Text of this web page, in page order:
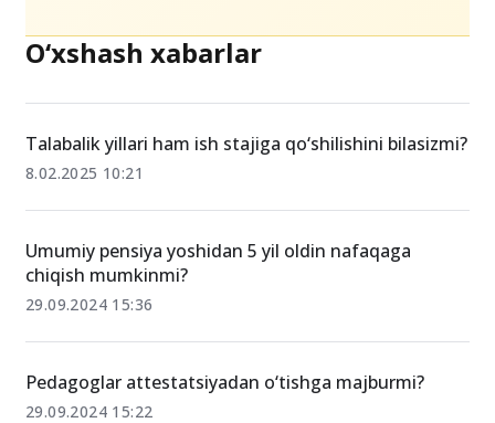
Talabalik yillari ham ish stajiga qo‘shilishini bilasizmi?
8.02.2025 10:21
chiqish mumkinmi?
29.09.2024 15:36